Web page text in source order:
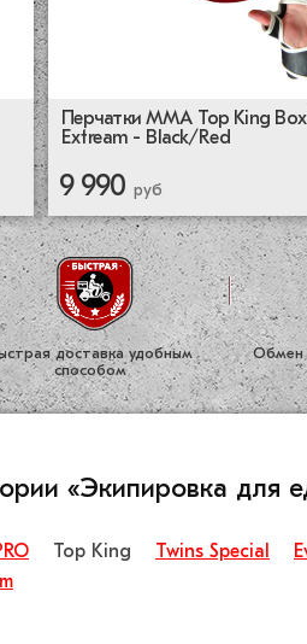
Перчатки MMA Top King
Extream - Black/Red
9 990 руб
доставка удобным
способом
Обмен
«Экипировка для
Top King Twins Special